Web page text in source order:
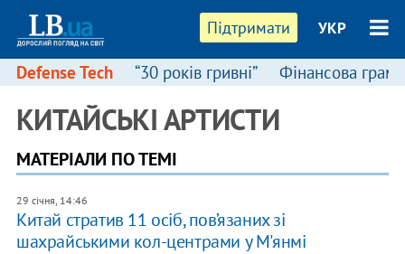
Підтримати УКР
Defense Tech “30 років гривні” Фінансова
КИТАЙСЬКІ АРТИСТИ
МАТЕРІАЛИ ПО ТЕМІ
29 січня, 14:46
Китай стратив 11 осіб, пов’язаних зі
шахрайськими кол-центрами у М'янмі